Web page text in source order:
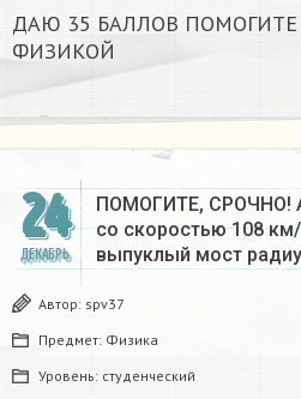
ДАЮ 35 БАЛЛОВ
ФИЗИКОЙ
24
ДЕКАБРЬ
ПОМОГИТЕ, СРОЧНО!
со скоростью 108
выпуклый мост
Автор: spv37
Предмет: Физика
Уровень: студенческий